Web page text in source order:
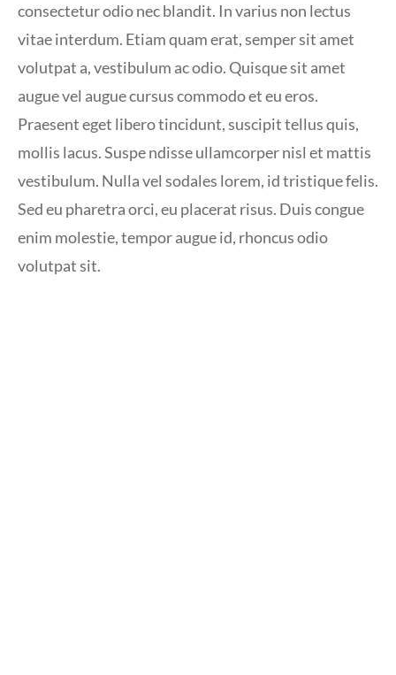
consectetur odio nec blandit. In varius non lectus
vitae interdum. Etiam quam erat, semper sit amet
volutpat a, vestibulum ac odio. Quisque sit amet
augue vel augue cursus commodo et eu eros.
Praesent eget libero tincidunt, suscipit tellus quis,
mollis lacus. Suspe ndisse ullamcorper nisl et mattis
vestibulum. Nulla vel sodales lorem, id tristique felis.
Sed eu pharetra orci, eu placerat risus. Duis congue
enim molestie, tempor augue id, rhoncus odio
volutpat sit.